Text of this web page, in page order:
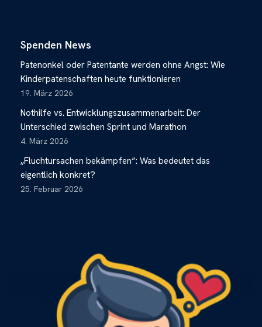
Spenden News
Patenonkel oder Patentante werden ohne Angst: Wie
Kinderpatenschaften heute funktionieren
19. März 2026
Nothilfe vs. Entwicklungszusammenarbeit: Der
Unterschied zwischen Sprint und Marathon
4. März 2026
„Fluchtursachen bekämpfen“: Was bedeutet das
eigentlich konkret?
25. Februar 2026